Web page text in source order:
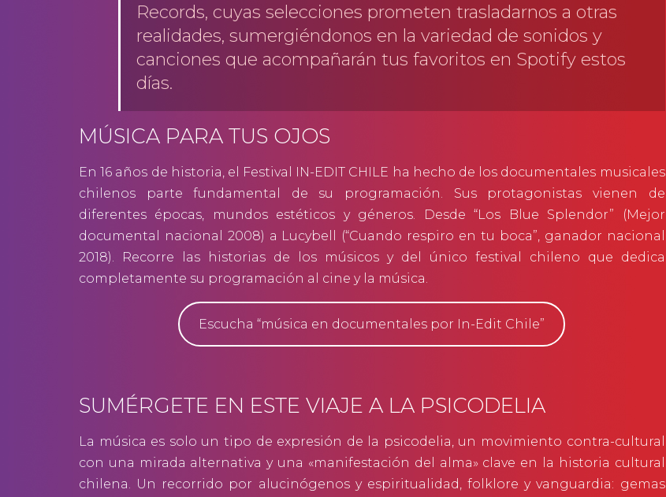
Records, cuyas selecciones prometen trasladarnos a otras
realidades, sumergiéndonos en la variedad de sonidos y
canciones que acompañarán tus favoritos en Spotify estos
días.
MÚSICA PARA TUS OJOS
En 16 años de historia, el Festival IN-EDIT CHILE ha hecho de los documentales musicales
chilenos parte fundamental de su programación. Sus protagonistas vienen de
diferentes épocas, mundos estéticos y géneros. Desde “Los Blue Splendor” (Mejor
documental nacional 2008) a Lucybell (“Cuando respiro en tu boca”, ganador nacional
2018). Recorre las historias de los músicos y del único festival chileno que dedica
completamente su programación al cine y la música.
Escucha “música en documentales por In-Edit Chile”
SUMÉRGETE EN ESTE VIAJE A LA PSICODELIA
La música es solo un tipo de expresión de la psicodelia, un movimiento contra-cultural
con una mirada alternativa y una «manifestación del alma» clave en la historia cultural
chilena. Un recorrido por alucinógenos y espiritualidad, folklore y vanguardia: gemas